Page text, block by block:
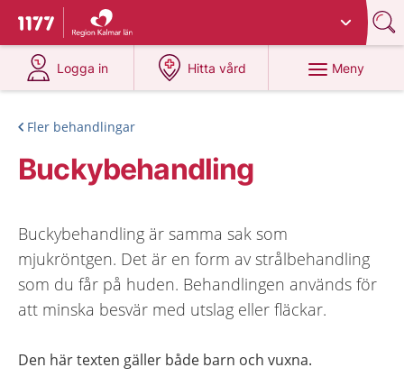
Till startsidan för 1177
Du har valt region
Logga in
på 1177.se
Hitta vård
på 1177.se
Meny
Fler behandlingar
Buckybehandling
Buckybehandling är samma sak som
mjukröntgen. Det är en form av strålbehandling
som du får på huden. Behandlingen används för
att minska besvär med utslag eller fläckar.
Den här texten gäller både barn och vuxna.